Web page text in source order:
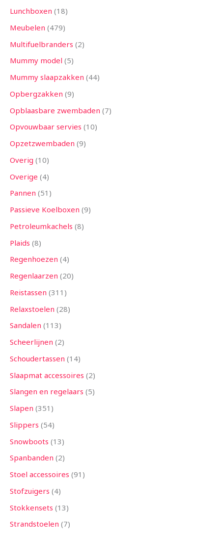
Lunchboxen 18
Meubelen 479
Multifuelbranders 2
Mummy model 5
Mummy slaapzakken 44
Opbergzakken 9
Opblaasbare zwembaden 7
Opvouwbaar servies 10
Opzetzwembaden 9
Overig 10
Overige 4
Pannen 51
Passieve Koelboxen 9
Petroleumkachels 8
Plaids 8
Regenhoezen 4
Regenlaarzen 20
Reistassen 311
Relaxstoelen 28
Sandalen 113
Scheerlijnen 2
Schoudertassen 14
Slaapmat accessoires 2
Slangen en regelaars 5
Slapen 351
Slippers 54
Snowboots 13
Spanbanden 2
Stoel accessoires 91
Stofzuigers 4
Stokkensets 13
Strandstoelen 7